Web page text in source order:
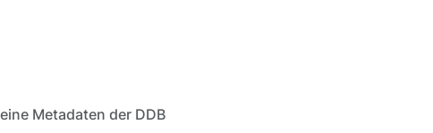
Metadaten der DDB